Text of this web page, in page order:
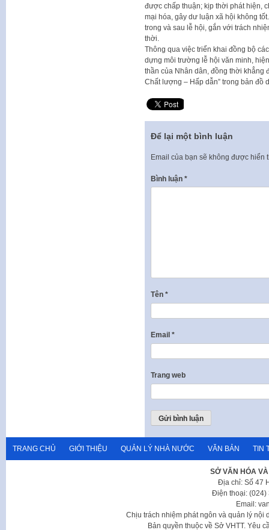
được chấp thuận; kịp thời phát hiện,
mại hóa, gây dư luận xã hội không
trong và sau lễ hội, gắn với trách
thời.
Thông qua việc triển khai đồng bộ
dựng môi trường lễ hội văn minh,
thần của Nhân dân, đồng thời khẳng
Chất lượng – Hấp dẫn” trong bản đồ
Để lại một bình luận
Email của bạn sẽ không được hiển
Bình luận *
Tên *
Email *
Trang web
TRANG CHỦ GIỚI THIỆU QUẢN LÝ NHÀ NƯỚC VĂN BẢN TIN
SỞ VĂN HÓA
Địa chỉ: Số 47
Điện thoại: (024)
Email:
Chịu trách nhiệm phát ngôn và quản lý nội
Bản quyền thuộc về Sở VHTT. Yêu